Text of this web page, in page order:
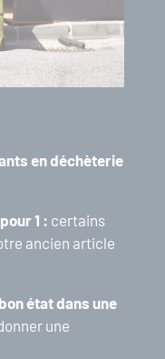
en déchèterie
1 : certains
ancien article
état dans une
une